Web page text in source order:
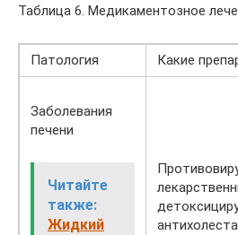
Таблица 6. Медикаментозное
Патология Какие
Заболевания
печени
Читайте
также:
Жидкий